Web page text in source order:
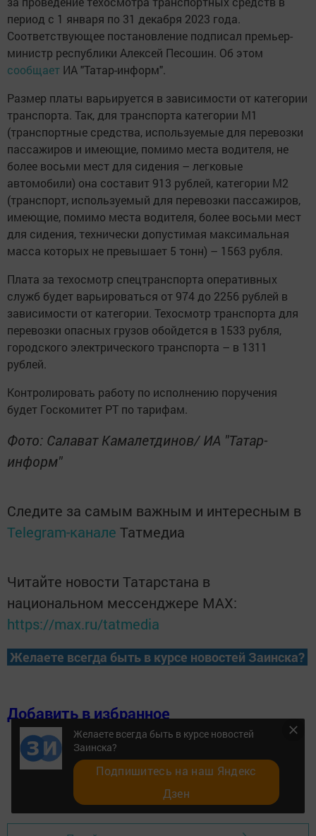
период с 1 января по 31 декабря 2023 года.
Соответствующее постановление подписал премьер-
министр республики Алексей Песошин. Об этом
сообщает ИА "Татар-информ".
Размер платы варьируется в зависимости от категории
транспорта. Так, для транспорта категории М1
(транспортные средства, используемые для перевозки
пассажиров и имеющие, помимо места водителя, не
более восьми мест для сидения – легковые
автомобили) она составит 913 рублей, категории М2
(транспорт, используемый для перевозки пассажиров,
имеющие, помимо места водителя, более восьми мест
для сидения, технически допустимая максимальная
масса которых не превышает 5 тонн) – 1563 рубля.
Плата за техосмотр спецтранспорта оперативных
служб будет варьироваться от 974 до 2256 рублей в
зависимости от категории. Техосмотр транспорта для
перевозки опасных грузов обойдется в 1533 рубля,
городского электрического транспорта – в 1311
рублей.
Контролировать работу по исполнению поручения
будет Госкомитет РТ по тарифам.
Фото: Салават Камалетдинов/ ИА "Татар-
информ"
Следите за самым важным и интересным в
Telegram-канале Татмедиа
Читайте новости Татарстана в
национальном мессенджере MАХ:
https://max.ru/tatmedia
Желаете всегда быть в курсе новостей Заинска?
Добавить в избранное
Желаете всегда быть в курсе новостей
Заинска?
Подпишитесь на наш Яндекс
Дзен